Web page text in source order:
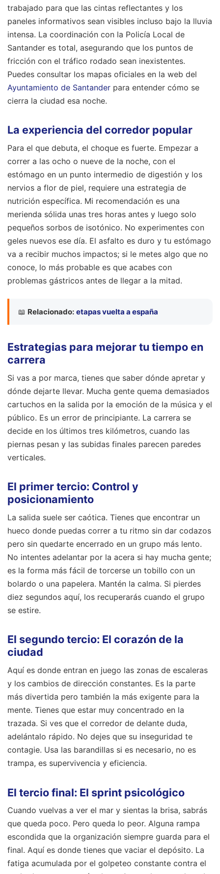
trabajado para que las cintas reflectantes y los
paneles informativos sean visibles incluso bajo la lluvia
intensa. La coordinación con la Policía Local de
Santander es total, asegurando que los puntos de
fricción con el tráfico rodado sean inexistentes.
Puedes consultar los mapas oficiales en la web del
Ayuntamiento de Santander para entender cómo se
cierra la ciudad esa noche.
La experiencia del corredor popular
Para el que debuta, el choque es fuerte. Empezar a
correr a las ocho o nueve de la noche, con el
estómago en un punto intermedio de digestión y los
nervios a flor de piel, requiere una estrategia de
nutrición específica. Mi recomendación es una
merienda sólida unas tres horas antes y luego solo
pequeños sorbos de isotónico. No experimentes con
geles nuevos ese día. El asfalto es duro y tu estómago
va a recibir muchos impactos; si le metes algo que no
conoce, lo más probable es que acabes con
problemas gástricos antes de llegar a la mitad.
📖 Relacionado: etapas vuelta a españa
Estrategias para mejorar tu tiempo en
carrera
Si vas a por marca, tienes que saber dónde apretar y
dónde dejarte llevar. Mucha gente quema demasiados
cartuchos en la salida por la emoción de la música y el
público. Es un error de principiante. La carrera se
decide en los últimos tres kilómetros, cuando las
piernas pesan y las subidas finales parecen paredes
verticales.
El primer tercio: Control y
posicionamiento
La salida suele ser caótica. Tienes que encontrar un
hueco donde puedas correr a tu ritmo sin dar codazos
pero sin quedarte encerrado en un grupo más lento.
No intentes adelantar por la acera si hay mucha gente;
es la forma más fácil de torcerse un tobillo con un
bolardo o una papelera. Mantén la calma. Si pierdes
diez segundos aquí, los recuperarás cuando el grupo
se estire.
El segundo tercio: El corazón de la
ciudad
Aquí es donde entran en juego las zonas de escaleras
y los cambios de dirección constantes. Es la parte
más divertida pero también la más exigente para la
mente. Tienes que estar muy concentrado en la
trazada. Si ves que el corredor de delante duda,
adelántalo rápido. No dejes que su inseguridad te
contagie. Usa las barandillas si es necesario, no es
trampa, es supervivencia y eficiencia.
El tercio final: El sprint psicológico
Cuando vuelvas a ver el mar y sientas la brisa, sabrás
que queda poco. Pero queda lo peor. Alguna rampa
escondida que la organización siempre guarda para el
final. Aquí es donde tienes que vaciar el depósito. La
fatiga acumulada por el golpeteo constante contra el